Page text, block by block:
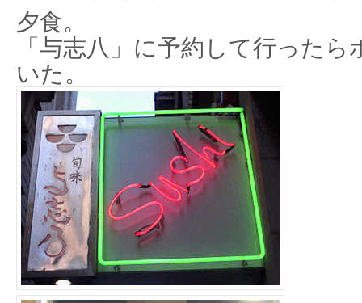
夕食。
「与志八」に予約して行った
いた。